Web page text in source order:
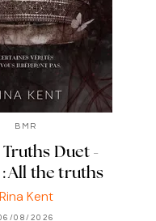
BMR
Duet -
All the truths
Rina Kent
08/2026